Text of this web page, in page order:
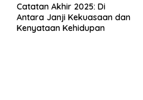
‎Catatan Akhir 2025: Di
Antara Janji Kekuasaan dan
Kenyataan Kehidupan